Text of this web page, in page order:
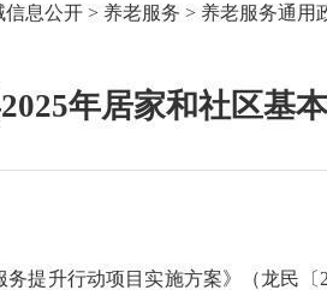
信息公开 > 养老服务 > 养老服务通用
年居家和社区基
提升行动项目实施方案》 （龙民〔